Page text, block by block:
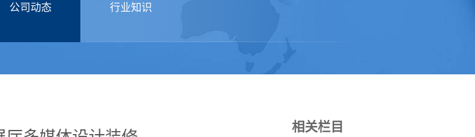
公司动态 行业知识
相关栏目